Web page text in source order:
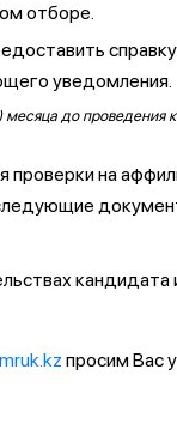
отборе.
уведомления.
до проведения
на
кандидата
просим Вас